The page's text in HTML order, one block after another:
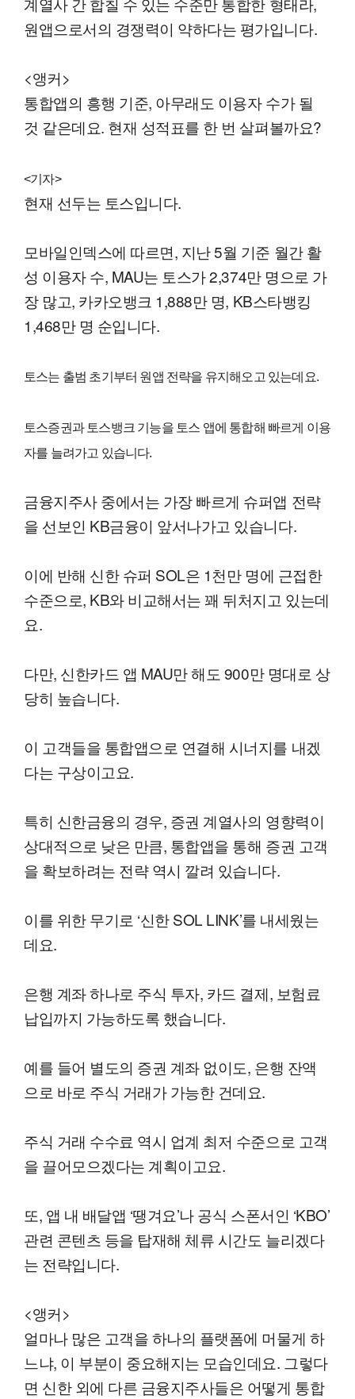
원앱으로서의 경쟁력이 약하다는 평가입니다.
<앵커>
통합앱의 흥행 기준, 아무래도 이용자 수가 될
것 같은데요. 현재 성적표를 한 번 살펴볼까요?
<기자>
현재 선두는 토스입니다.
모바일인덱스에 따르면, 지난 5월 기준 월간 활
성 이용자 수, MAU는 토스가 2,374만 명으로 가
장 많고, 카카오뱅크 1,888만 명, KB스타뱅킹
1,468만 명 순입니다.
토스는 출범 초기부터 원앱 전략을 유지해오고 있는데요.
토스증권과 토스뱅크 기능을 토스 앱에 통합해 빠르게 이용
자를 늘려가고 있습니다.
금융지주사 중에서는 가장 빠르게 슈퍼앱 전략
을 선보인 KB금융이 앞서나가고 있습니다.
이에 반해 신한 슈퍼 SOL은 1천만 명에 근접한
수준으로, KB와 비교해서는 꽤 뒤처지고 있는데
요.
다만, 신한카드 앱 MAU만 해도 900만 명대로 상
당히 높습니다.
이 고객들을 통합앱으로 연결해 시너지를 내겠
다는 구상이고요.
특히 신한금융의 경우, 증권 계열사의 영향력이
상대적으로 낮은 만큼, 통합앱을 통해 증권 고객
을 확보하려는 전략 역시 깔려 있습니다.
이를 위한 무기로 ‘신한 SOL LINK’를 내세웠는
데요.
은행 계좌 하나로 주식 투자, 카드 결제, 보험료
납입까지 가능하도록 했습니다.
예를 들어 별도의 증권 계좌 없이도, 은행 잔액
으로 바로 주식 거래가 가능한 건데요.
주식 거래 수수료 역시 업계 최저 수준으로 고객
을 끌어모으겠다는 계획이고요.
또, 앱 내 배달앱 ‘땡겨요’나 공식 스폰서인 ‘KBO’
관련 콘텐츠 등을 탑재해 체류 시간도 늘리겠다
는 전략입니다.
<앵커>
얼마나 많은 고객을 하나의 플랫폼에 머물게 하
느냐, 이 부분이 중요해지는 모습인데요. 그렇다
면 신한 외에 다른 금융지주사들은 어떻게 통합